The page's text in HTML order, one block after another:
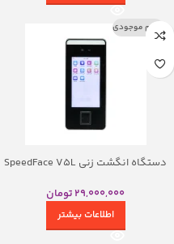
اتمام موجودی
دستگاه انگشت زنی SpeedFace V5L
29,000,000تومان
اطلاعات بیشتر